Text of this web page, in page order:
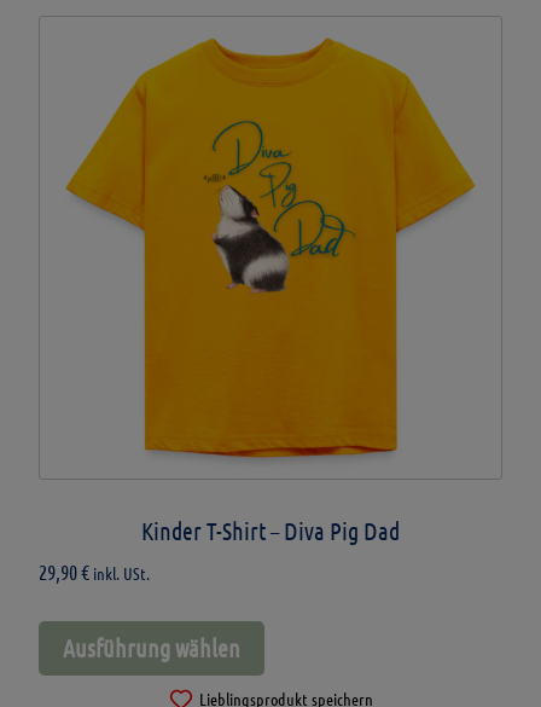
auf.
Die
auf
der
Produktseite
gewählt
Kinder T-Shirt – Diva Pig Dad
29,90€ inkl. USt.
Ausführung wählen
weist
Lieblingsprodukt speichern